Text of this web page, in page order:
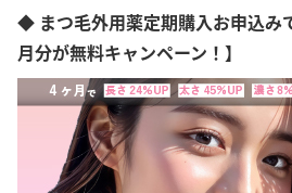
大阪府
兵庫県
奈良県
和歌山県
◆ まつ毛外用薬定期購入お申込み
月分が無料キャンペーン！】